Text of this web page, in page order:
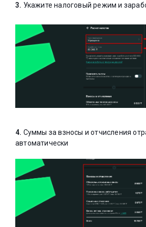
3. Укажите налоговый режим и
4. Суммы за взносы и отчисления
автоматически